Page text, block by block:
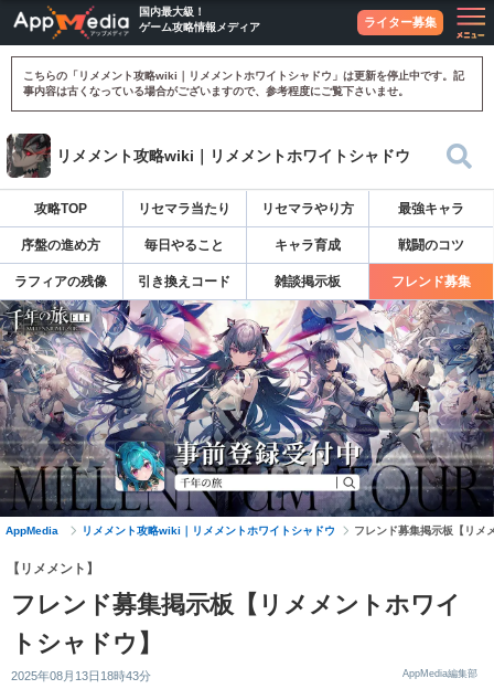
国内最大級！
ゲーム攻略情報メディア
ライター募集
こちらの「リメメント攻略wiki｜リメメントホワイトシャドウ」は更新を停止中です。記
事内容は古くなっている場合がございますので、参考程度にご覧下さいませ。
リメメント攻略wiki｜リメメントホワイトシャドウ
攻略TOP リセマラ当たり リセマラやり方 最強キャラ
序盤の進め方 毎日やること キャラ育成 戦闘のコツ
ラフィアの残像 引き換えコード 雑談掲示板 フレンド募集
AppMedia リメメント攻略wiki｜リメメントホワイトシャドウ フレンド募集掲示板【リメ
【リメメント】
フレンド募集掲示板【リメメントホワイ
トシャドウ】
2025年08月13日18時43分 AppMedia編集部